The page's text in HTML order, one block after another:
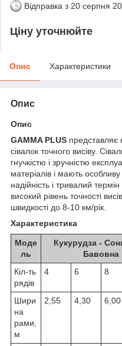
Відправка з 20 серпня
Ціну уточнюйте
Опис Характеристики
Опис
Опис
GAMMA PLUS представляє
сівалок точного висіву.
гнучкістю і зручністю
матеріалів і мають
надійність і тривалий
високий рівень точності
швидкості до 8-10 км/рік.
Характеристика
Моде
ль
Кукурудза -
Бавовна
Кіл-ть
рядів
4 6 8
Шири
на
рами,
м
2,55 4,30 6,00